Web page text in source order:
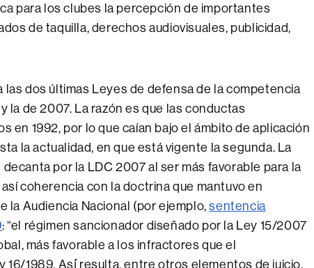
para los clubes la percepción de importantes
de taquilla, derechos audiovisuales, publicidad,
dos últimas Leyes de defensa de la competencia
la de 2007. La razón es que las conductas
en 1992, por lo que caían bajo el ámbito de aplicación
la actualidad, en que está vigente la segunda. La
por la LDC 2007 al ser más favorable para la
coherencia con la doctrina que mantuvo en
la Audiencia Nacional (por ejemplo,sentencia
: “el régimen sancionador diseñado por la Ley 15/2007
más favorable a los infractores que el
16/1989. Así́ resulta, entre otros elementos de juicio,